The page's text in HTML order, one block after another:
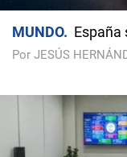
MUNDO España
Por JESÚS